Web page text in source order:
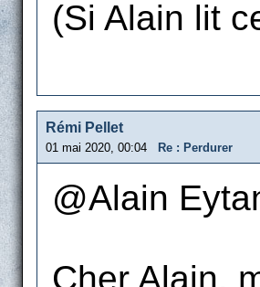
(Si Alain lit
Rémi Pellet
01 mai 2020, 00:04 Re : Perdurer
@Alain
Cher Alain,